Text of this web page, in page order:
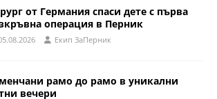
от Германия спаси дете с първа
операция в Перник
Eкип ЗаПерник
рамо до рамо в уникални
вечери